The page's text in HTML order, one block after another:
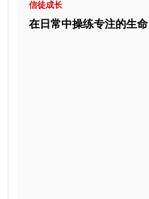
信徒成长
在日常中操练专注的生命